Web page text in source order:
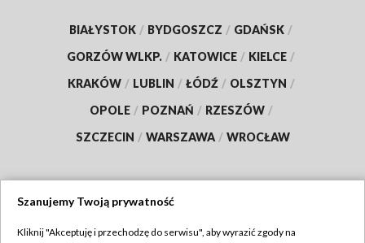
BIAŁYSTOK / BYDGOSZCZ / GDAŃSK /
GORZÓW WLKP. / KATOWICE / KIELCE /
KRAKÓW / LUBLIN / ŁÓDŹ / OLSZTYN /
OPOLE / POZNAŃ / RZESZÓW /
SZCZECIN / WARSZAWA / WROCŁAW
Szanujemy Twoją prywatność
Kliknij "Akceptuję i przechodzę do serwisu", aby wyrazić zgody na